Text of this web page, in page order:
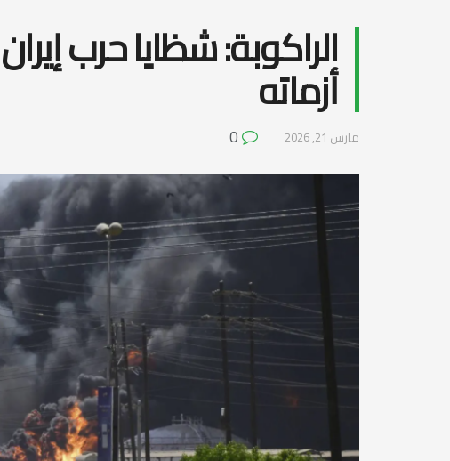
الراكوبة: شظايا حرب
أزماته
مارس 21, 2026